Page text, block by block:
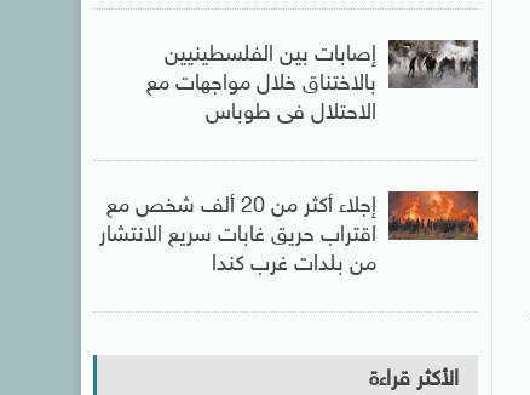
إصابات بين الفلسطينيين
بالاختناق خلال مواجهات مع
الاحتلال فى طوباس
إجلاء أكثر من 20 ألف شخص مع
اقتراب حريق غابات سريع الانتشار
من بلدات غرب كندا
الأكثر قراءة